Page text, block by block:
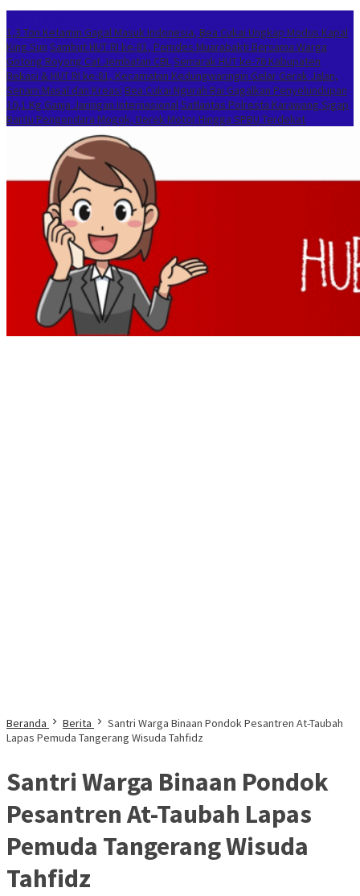
1,3 Ton Ketamin Gagal Masuk Indonesia, Bea Cukai Ungkap Modus Kapal
King Sun Sambut HUT RI ke-81, Pemdes Muarabakti Bersama Warga
Gotong Royong Cat Jembatan CBLSemarak HUT ke-76 Kabupaten
Bekasi & HUT RI ke-81, Kecamatan Kedungwaringin Gelar Gerak Jalan,
Senam Masal dan Kreasi Bea Cukai Ngurah Rai Gagalkan Penyelundupan
10,1 Kg Ganja Jaringan InternasionalSatlantas Polresta Karawang Sigap
Bantu Pengendara Mogok, Derek Motor Hingga SPBU Terdekat
Beranda Berita
Santri Warga Binaan Pondok Pesantren At-Taubah
Lapas Pemuda Tangerang Wisuda Tahfidz
Santri Warga Binaan Pondok
Pesantren At-Taubah Lapas
Pemuda Tangerang Wisuda
Tahfidz